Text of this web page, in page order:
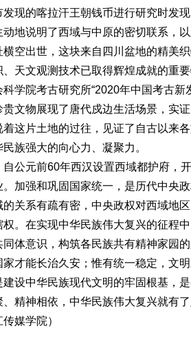
现的喀拉汗王朝钱币进行研究时发
地说明了西域与中原的密切联系，
空出世，这块来自四川盆地的精美
天文观测技术已取得辉煌成就的重
学院考古研究所“2020年中国考古
文物展现了唐代戍边生活场景，实
这片土地的过往，见证了自古以来
族强大的向心力、凝聚力。
公元前60年西汉设置西域都护府，
加强和巩固国家统一，是历代中央
关系有疏有密，中央政权对西域地
。在实现中华民族伟大复兴的征程
体意识，构筑各民族共有精神家园
才能长治久安；惟有统一稳定，文
设中华民族现代文明的牢固根基，
、精神相依，中华民族伟大复兴就有
媒学院）